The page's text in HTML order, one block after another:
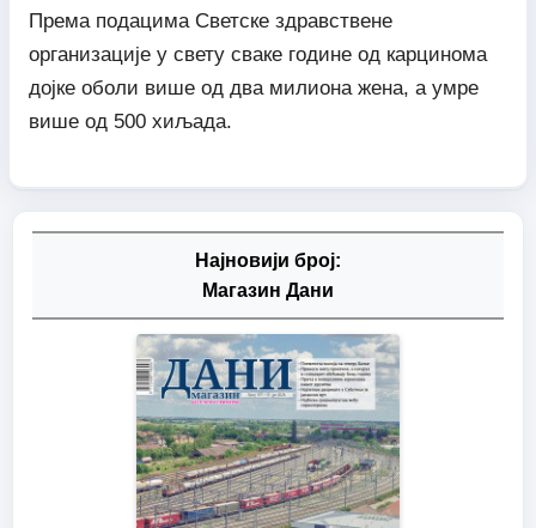
Према подацима Светске здравствене
организације у свету сваке године од карцинома
дојке оболи више од два милиона жена, а умре
више од 500 хиљада.
Најновији број:
Магазин Дани